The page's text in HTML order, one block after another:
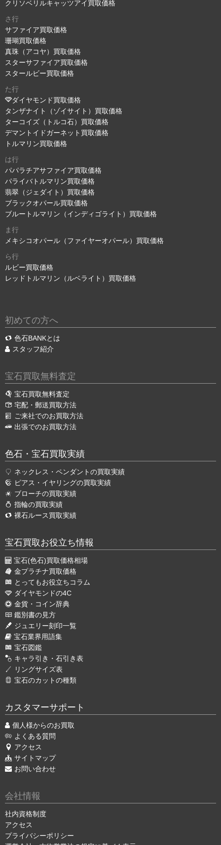
クリソベリルキャッツアイ買取価格
さ行
サファイア買取価格
珊瑚買取価格
真珠（アコヤ）買取価格
スターサファイア買取価格
スタールビー買取価格
た行
ダイヤモンド買取価格
タンザナイト（ゾイサイト）買取価格
ターコイズ（トルコ石）買取価格
デマントイドガーネット買取価格
トルマリン買取価格
は行
パパラチアサファイア買取価格
パライバトルマリン買取価格
翡翠（ジェダイト）買取価格
ブラックオパール買取価格
ブルートルマリン（インディゴライト）買取価格
ま行
メキシコオパール（ファイヤーオパール）買取価格
ら行
ルビー買取価格
レッドトルマリン（ルベライト）買取価格
初めての方へ
色石BANKとは
スタッフ紹介
宝石買取無料査定
宝石買取無料査定
宅配・郵送買取方法
ご来社でのお買取方法
出張でのお買取方法
色石・宝石買取実績
ネックレス・ペンダントの買取実績
ピアス・イヤリングの買取実績
ブローチの買取実績
指輪の買取実績
裸石ルース買取実績
宝石買取お役立ち情報
宝石(色石)買取価格相場
金プラチナ買取価格
とってもお役立ちコラム
ダイヤモンドの4C
金貨・コイン辞典
鑑別書の見方
ジュエリー刻印一覧
宝石業界用語集
宝石図鑑
キャラ引き・石引き表
リングサイズ表
宝石のカットの種類
カスタマーサポート
個人様からのお買取
よくある質問
アクセス
サイトマップ
お問い合わせ
会社情報
社内資格制度
アクセス
プライバシーポリシー